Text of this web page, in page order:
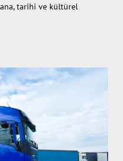
tarihi ve kültürel